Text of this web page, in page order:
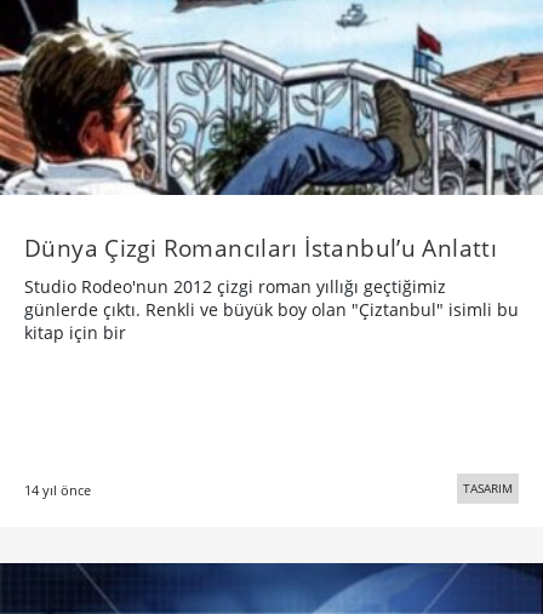
Dünya Çizgi Romancıları İstanbul’u Anlattı
Studio Rodeo'nun 2012 çizgi roman yıllığı geçtiğimiz
günlerde çıktı. Renkli ve büyük boy olan "Çiztanbul" isimli bu
kitap için bir
14 yıl önce TASARIM